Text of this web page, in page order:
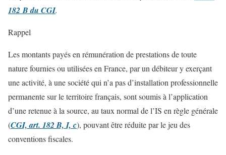
182 B du CGI.
Rappel
Les montants payés en rémunération de prestations de toute
nature fournies ou utilisées en France, par un débiteur y exerçant
une activité, à une société qui n’a pas d’installation professionnelle
permanente sur le territoire français, sont soumis à l’application
d’une retenue à la source, au taux normal de l’IS en règle générale
(CGI, art. 182 B, I, c), pouvant être réduite par le jeu des
conventions fiscales.